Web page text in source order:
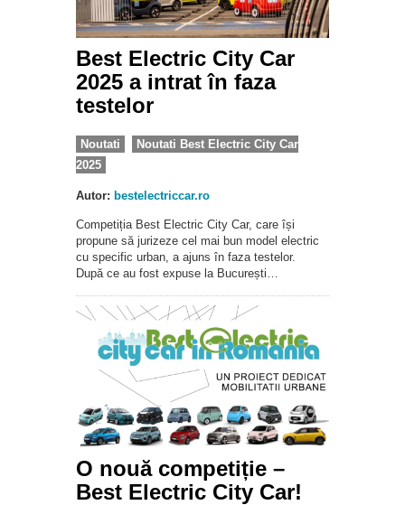
Best Electric City Car
2025 a intrat în faza
testelor
Noutati
Noutati Best Electric City Car
2025
Autor: bestelectriccar.ro
Competiția Best Electric City Car, care își
propune să jurizeze cel mai bun model electric
cu specific urban, a ajuns în faza testelor.
După ce au fost expuse la București…
O nouă competiție –
Best Electric City Car!